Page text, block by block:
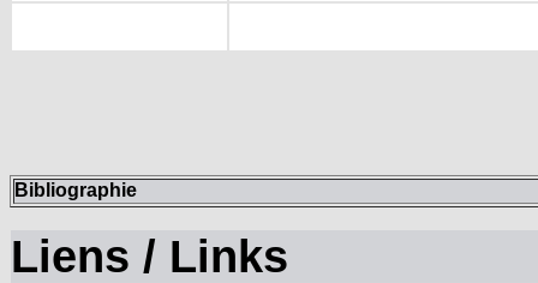
Bibliographie
Liens / Links